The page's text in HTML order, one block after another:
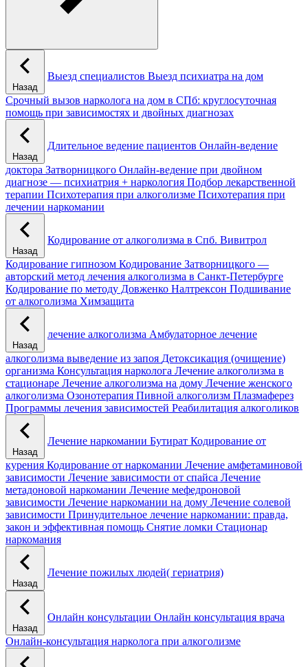
Назад
Выезд специалистов Выезд психиатра на дом
Срочный вызов нарколога на дом в СПб: круглосуточная
помощь при зависимостях и двойных диагнозах
Назад
Длительное ведение пациентов Онлайн-ведение
доктора Затворницкого Онлайн‑ведение при двойном
диагнозе — психиатрия + наркология Подбор лекарственной
терапии Психотерапия при алкоголизме Психотерапия при
лечении наркомании
Назад
Кодирование от алкоголизма в Спб. Вивитрол
Кодирование гипнозом Кодирование Затворницкого —
авторский метод лечения алкоголизма в Санкт‑Петербурге
Кодирование по методу Довженко Налтрексон Подшивание
от алкоголизма Химзащита
Назад
лечение алкоголизма Амбулаторное лечение
алкоголизма выведение из запоя Детоксикация (очищение)
организма Консультация нарколога Лечение алкоголизма в
стационаре Лечение алкоголизма на дому Лечение женского
алкоголизма Озонотерапия Пивной алкоголизм Плазмаферез
Программы лечения зависимостей Реабилитация алкоголиков
Назад
Лечение наркомании Бутират Кодирование от
курения Кодирование от наркомании Лечение амфетаминовой
зависимости Лечение зависимости от спайса Лечение
метадоновой наркомании Лечение мефедроновой
зависимости Лечение наркомании на дому Лечение солевой
зависимости Принудительное лечение наркомании: правда,
закон и эффективная помощь Снятие ломки Стационар
наркомания
Назад
Лечение пожилых людей( гериатрия)
Назад
Онлайн консультации Онлайн консультация врача
Онлайн-консультация нарколога при алкоголизме